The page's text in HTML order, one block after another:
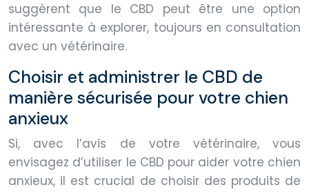
suggèrent que le CBD peut être une option
intéressante à explorer, toujours en consultation
avec un vétérinaire.
Choisir et administrer le CBD de
manière sécurisée pour votre chien
anxieux
Si, avec l’avis de votre vétérinaire, vous
envisagez d’utiliser le CBD pour aider votre chien
anxieux, il est crucial de choisir des produits de